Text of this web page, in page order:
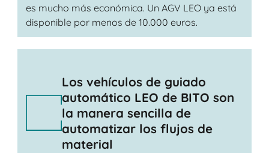
es mucho más económica. Un AGV LEO ya está
disponible por menos de 10.000 euros.
Los vehículos de guiado
automático LEO de BITO son
la manera sencilla de
automatizar los flujos de
material